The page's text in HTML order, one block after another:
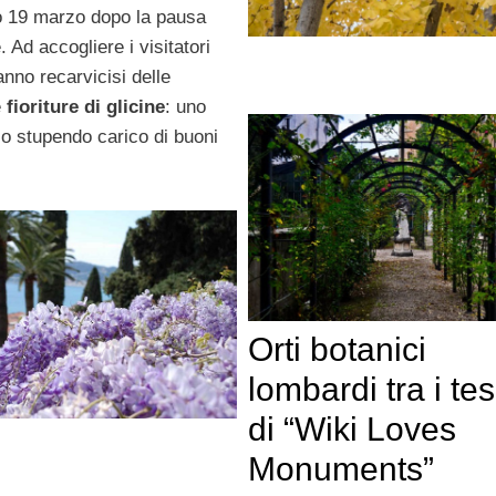
19 marzo dopo la pausa
Ad accogliere i visitatori
recarvicisi delle
fioriture di glicine: uno
stupendo carico di buoni
Orti botanici
lombardi tra i
di “Wiki Loves
Monuments”